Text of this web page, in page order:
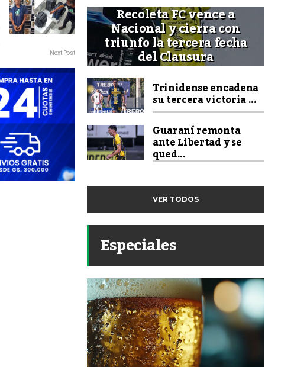
Next Post
Recoleta FC vence a
Nacional y cierra con
triunfo la tercera fecha
del Clausura
Trinidense encadena
su tercera victoria ...
Guaraní remonta
ante Libertad y se
qued...
VER TODOS
Especiales